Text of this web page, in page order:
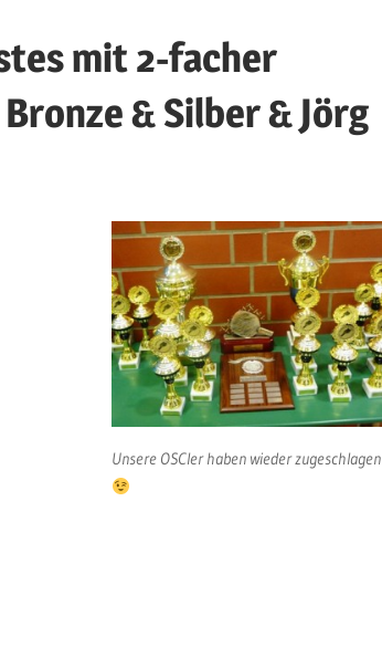
mit 2-facher
& Silber & Jörg
Unsere OSCler haben wieder zugeschlagen